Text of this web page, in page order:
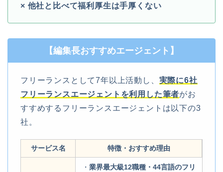
× 他社と比べて福利厚生は手厚くない
【編集長おすすめエージェント】
フリーランスとして7年以上活動し、 実際に6社
フリーランスエージェントを利用した筆者がお
すすめするフリーランスエージェントは以下の3
社。
サービス名 特徴・おすすめ理由
・ 業界最大級12職種・44言語のフリ